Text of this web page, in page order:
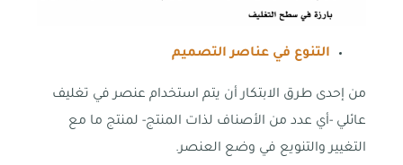
التنوع في عناصر التصميم
من إحدى طرق الابتكار أن يتم استخدام عنصر في تغليف
عائلي -أي عدد من الأصناف لذات المنتج- لمنتج ما مع
التغيير والتنويع في وضع العنصر.